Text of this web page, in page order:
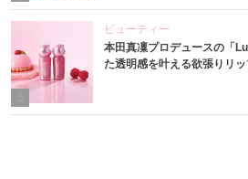
ビューティー
本田真凜プロデュースの「
た透明感を叶える欲張りリッ